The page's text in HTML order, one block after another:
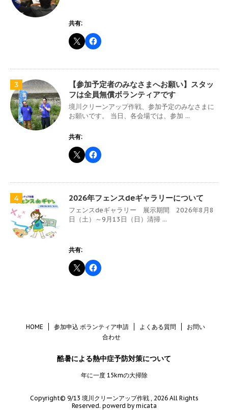
共有:
3
【参加予定者のみなさまへお願い】スタッ
フは全員無償ボランティアです
境川クリーンアップ作戦、参加予定のみなさまに
お願いです。 当日、各会場では、参加 ...
共有:
4 2026年フェンスdeギャラリーについて
フェンスdeギャラリー 展示期間 2026年8月8
日（土）～9月13日（日）清掃 ...
共有:
HOME 参加申込 ボランティア申請 よくある質問
お問い
合わせ
酷暑による熱中症予防対策について
年に一度 15kmの大掃除
Copyright© 9/13 境川クリーンアップ作戦 , 2026 All Rights
Reserved. powerd by micata